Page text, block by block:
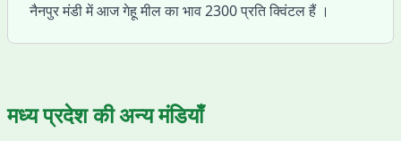
नैनपुर मंडी में आज गेहू मील का भाव 2300 प्रति क्विंटल हैं ।
मध्य प्रदेशकी अन्य मंडियाँ